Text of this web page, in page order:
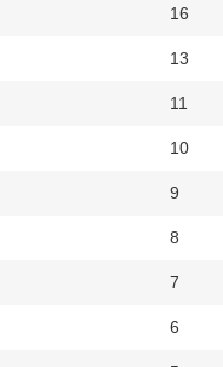
16
13
11
10
9
8
7
6